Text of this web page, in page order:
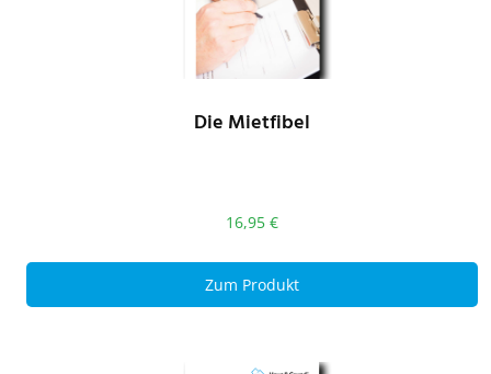
Die Mietfibel
16,95 €
Zum Produkt